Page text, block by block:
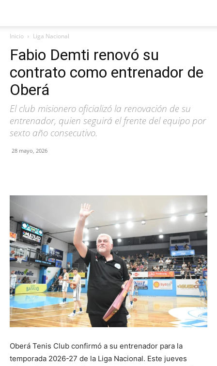
Inicio Liga Nacional
Fabio Demti renovó su
contrato como entrenador de
Oberá
El club misionero oficializó la renovación de su
entrenador, quien seguirá el frente del equipo por
sexto año consecutivo.
28 mayo, 2026
Oberá Tenis Club confirmó a su entrenador para la
temporada 2026-27 de la Liga Nacional. Este jueves